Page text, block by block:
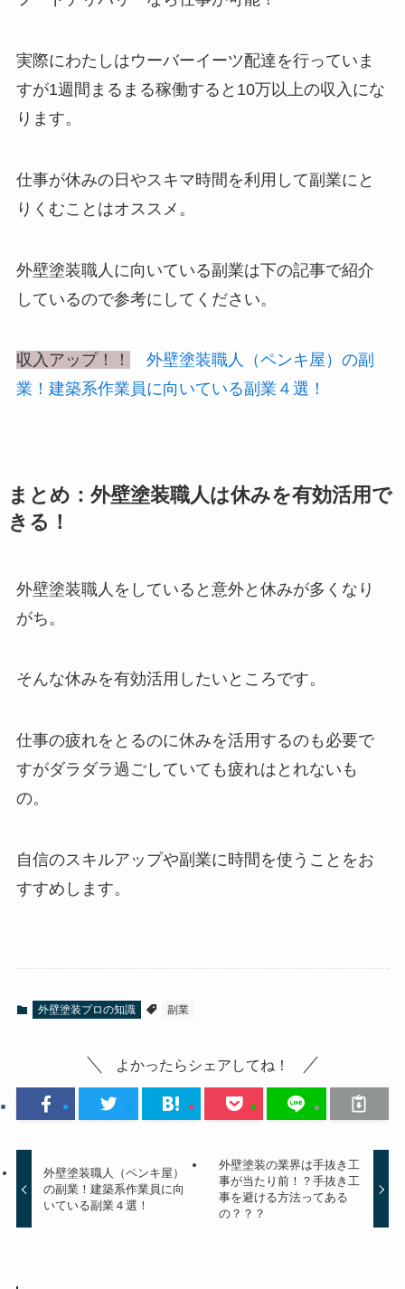
実際にわたしはウーバーイーツ配達を行っていま
すが1週間まるまる稼働すると10万以上の収入にな
ります。
仕事が休みの日やスキマ時間を利用して副業にと
りくむことはオススメ。
外壁塗装職人に向いている副業は下の記事で紹介
しているので参考にしてください。
収入アップ！！
外壁塗装職人（ペンキ屋）の副
業！建築系作業員に向いている副業４選！
まとめ：外壁塗装職人は休みを有効活用で
きる！
外壁塗装職人をしていると意外と休みが多くなり
がち。
そんな休みを有効活用したいところです。
仕事の疲れをとるのに休みを活用するのも必要で
すがダラダラ過ごしていても疲れはとれないも
の。
自信のスキルアップや副業に時間を使うことをお
すすめします。
外壁塗装プロの知識 副業
よかったらシェアしてね！
外壁塗装職人（ペンキ屋）
の副業！建築系作業員に向
いている副業４選！
外壁塗装の業界は手抜き工
事が当たり前！？手抜き工
事を避ける方法ってある
の？？？